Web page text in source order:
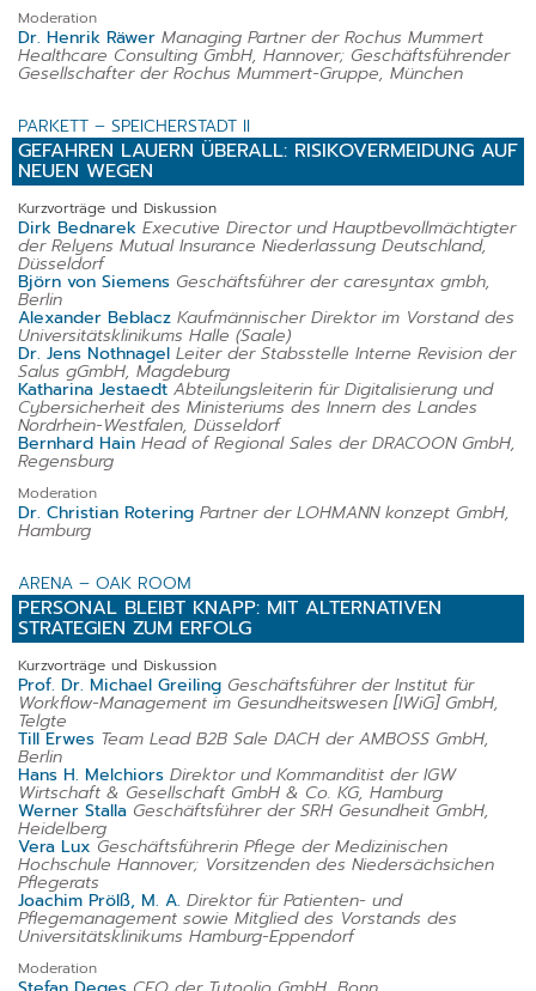
Moderation
Dr. Henrik Räwer Managing Partner der Rochus Mummert
Healthcare Consulting GmbH, Hannover; Geschäftsführender
Gesellschafter der Rochus Mummert-Gruppe, München
PARKETT – SPEICHERSTADT II
GEFAHREN LAUERN ÜBERALL: RISIKOVERMEIDUNG AUF
NEUEN WEGEN
Kurzvorträge und Diskussion
Dirk Bednarek Executive Director und Hauptbevollmächtigter
der Relyens Mutual Insurance Niederlassung Deutschland,
Düsseldorf
Björn von Siemens Geschäftsführer der caresyntax gmbh,
Berlin
Alexander Beblacz Kaufmännischer Direktor im Vorstand des
Universitätsklinikums Halle (Saale)
Dr. Jens Nothnagel Leiter der Stabsstelle Interne Revision der
Salus gGmbH, Magdeburg
Katharina Jestaedt Abteilungsleiterin für Digitalisierung und
Cybersicherheit des Ministeriums des Innern des Landes
Nordrhein-Westfalen, Düsseldorf
Bernhard Hain Head of Regional Sales der DRACOON GmbH,
Regensburg
Moderation
Dr. Christian Rotering Partner der LOHMANN konzept GmbH,
Hamburg
ARENA – OAK ROOM
PERSONAL BLEIBT KNAPP: MIT ALTERNATIVEN
STRATEGIEN ZUM ERFOLG
Kurzvorträge und Diskussion
Prof. Dr. Michael Greiling Geschäftsführer der Institut für
Workflow-Management im Gesundheitswesen [IWiG] GmbH,
Telgte
Till Erwes Team Lead B2B Sale DACH der AMBOSS GmbH,
Berlin
Hans H. Melchiors Direktor und Kommanditist der IGW
Wirtschaft & Gesellschaft GmbH & Co. KG, Hamburg
Werner Stalla Geschäftsführer der SRH Gesundheit GmbH,
Heidelberg
Vera Lux Geschäftsführerin Pflege der Medizinischen
Hochschule Hannover; Vorsitzenden des Niedersächsichen
Pflegerats
Joachim Prölß, M. A. Direktor für Patienten- und
Pflegemanagement sowie Mitglied des Vorstands des
Universitätsklinikums Hamburg-Eppendorf
Moderation